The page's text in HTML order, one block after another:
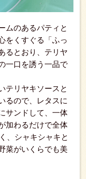
ムのあるパティと
をくすぐる「ふっ
るとおり、テリヤ
一口を誘う一品で
テリヤキソースと
るので、レタスに
サンドして、一体
加わるだけで全体
、シャキシャキと
菜がいくらでも美